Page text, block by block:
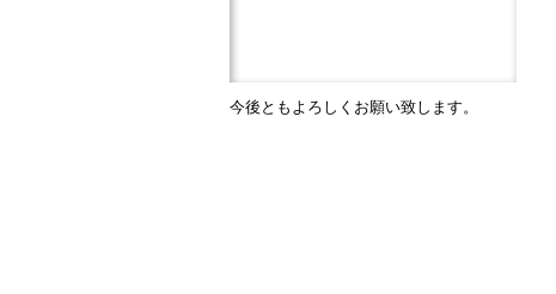
今後ともよろしくお願い致します。